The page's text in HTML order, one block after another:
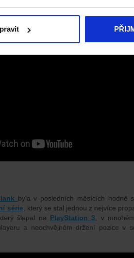
byla v posledních měsících hodně
série , který se stal jednou z nejvíce
šlapal na PlayStation 3 , v
a neochvějném držení pozice v